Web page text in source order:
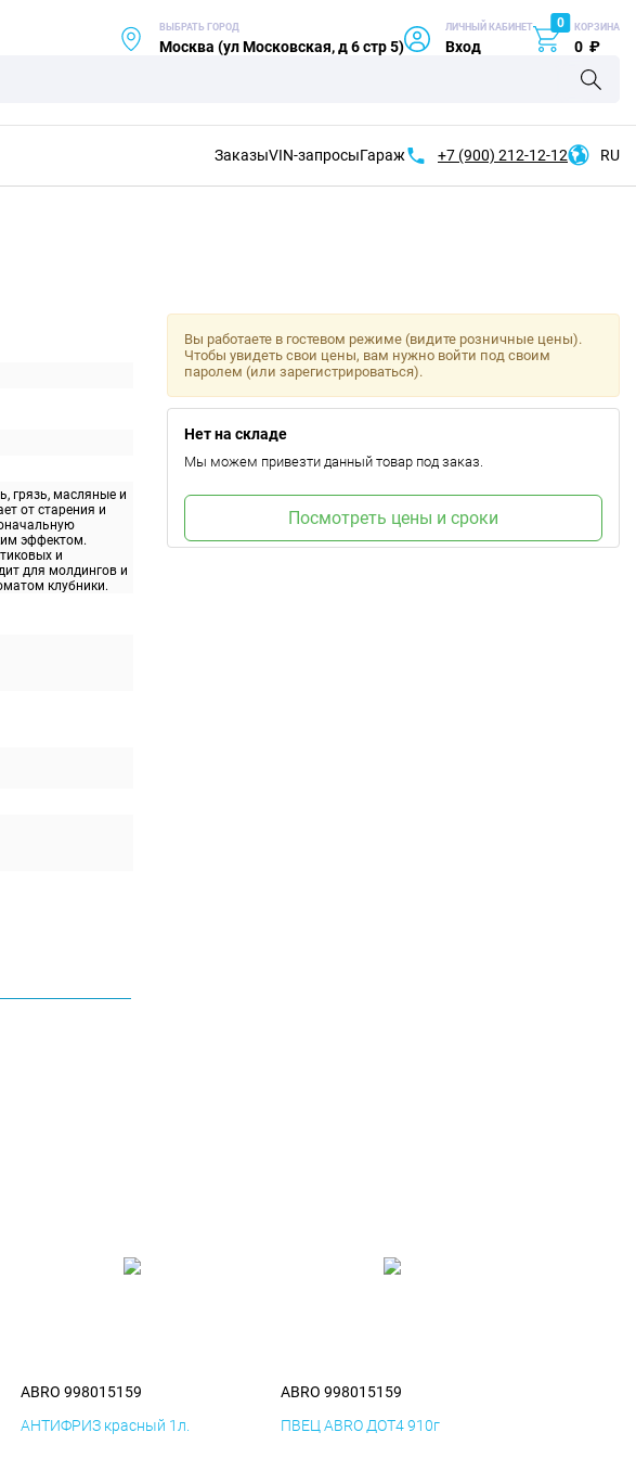
ВЫБРАТЬ ГОРОД
Москва (ул Московская, д 6 стр 5)
ЛИЧНЫЙ КАБИНЕТ
Вход
0 КОРЗИНА
0 ₽
ЗаказыVIN-запросыГараж +7 (900) 212-12-12 RU
грязь, масляные и
от старения и
эффектом.
и
для молдингов и
клубники.
Вы работаете в гостевом режиме (видите розничные цены).
Чтобы увидеть свои цены, вам нужно войти под своим
паролем (или зарегистрироваться).
Нет на складе
Мы можем привезти данный товар под заказ.
Посмотреть цены и сроки
ABRO 998015159
АНТИФРИЗ красный 1л.
ABRO 998015159
ПВЕЦ ABRO ДОТ4 910г